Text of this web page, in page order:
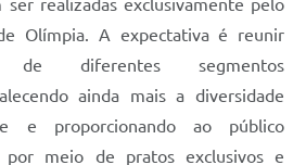
Olímpia. A expectativa é reunir
de diferentes segmentos
ainda mais a diversidade
e proporcionando ao público
por meio de pratos exclusivos e